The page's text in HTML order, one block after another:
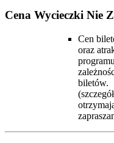
Cena Wycieczki Nie
Cen
oraz
biletów.